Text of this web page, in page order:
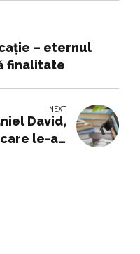
– eternul
finalitate
NEXT
David,
le-au